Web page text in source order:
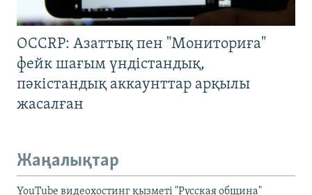
OCCRP: Азаттық пен "Мониториға"
фейк шағым үндістандық,
пәкістандық аккаунттар арқылы
жасалған
Жаңалықтар
YouTube видеохостинг қызметі "Русская община"